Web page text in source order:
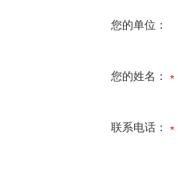
您的单位：
您的姓名：
联系电话：